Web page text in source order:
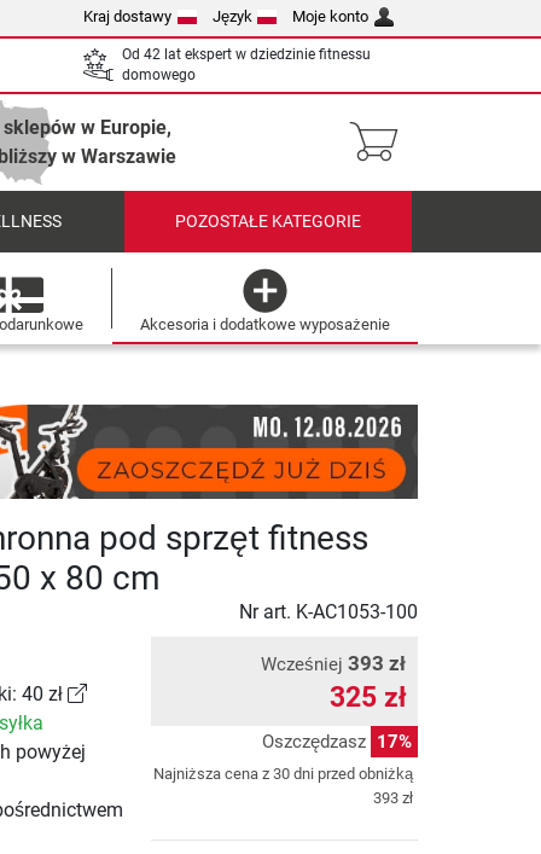
Kraj dostawy Język Moje konto
Od 42 lat ekspert w dziedzinie fitnessu
domowego
w Europie,
w Warszawie
POZOSTAŁE KATEGORIE
Akcesoria i dodatkowe wyposażenie
pod sprzęt fitness
x 80 cm
Nr art. K-AC1053-100
40 zł
powyżej
Wcześniej 393 zł
325 zł
Oszczędzasz 17%
Najniższa cena z 30 dni przed obniżką
393 zł